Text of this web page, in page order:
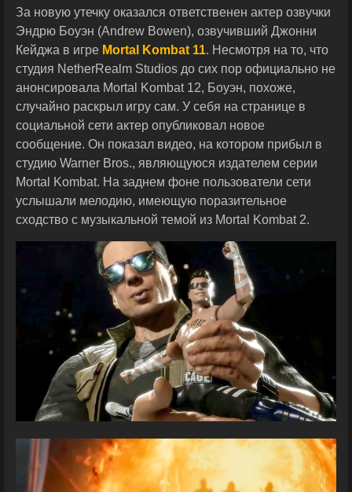
За новую утечку оказался ответственен актер озвучки
Эндрю Боуэн (Andrew Bowen), озвучивший Джонни
Кейджа в игре Mortal Kombat 11. Несмотря на то, что
студия NetherRealm Studios до сих пор официально не
анонсировала Mortal Kombat 12, Боуэн, похоже,
случайно раскрыл игру сам. У себя на странице в
социальной сети актер опубликовал новое
сообщение. Он показал видео, на котором прибыл в
студию Warner Bros., являющуюся издателем серии
Mortal Kombat. На заднем фоне пользователи сети
услышали мелодию, имеющую поразительное
сходство с музыкальной темой из Mortal Kombat 2.